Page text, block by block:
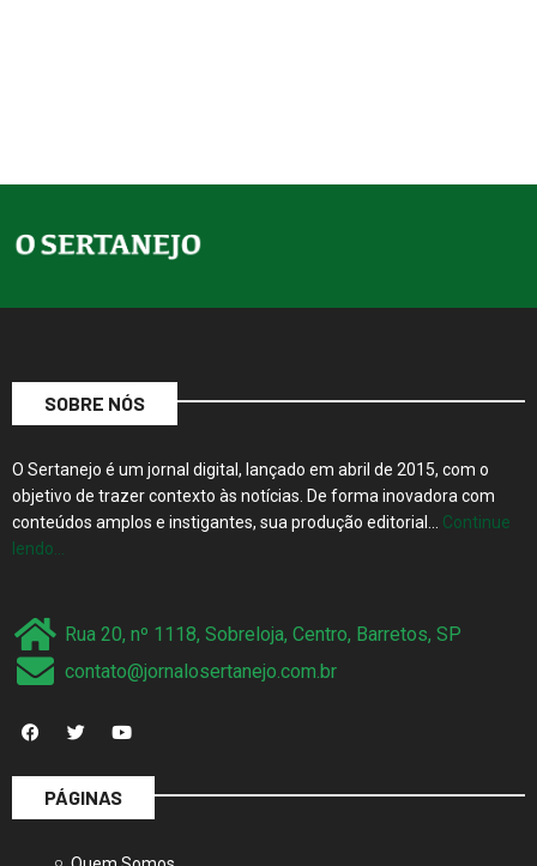
SOBRE NÓS
O Sertanejo é um jornal digital, lançado em abril de 2015, com o
objetivo de trazer contexto às notícias. De forma inovadora com
conteúdos amplos e instigantes, sua produção editorial… Continue
lendo…
Rua 20, nº 1118, Sobreloja, Centro, Barretos, SP
contato@jornalosertanejo.com.br
PÁGINAS